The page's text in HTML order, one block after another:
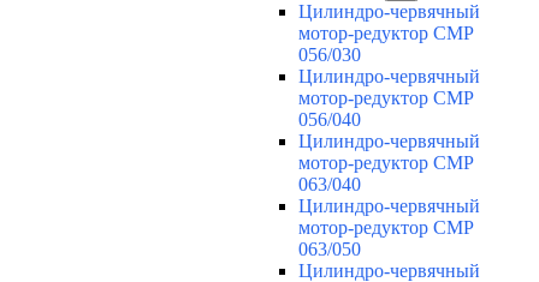
Цилиндро-червячный
мотор-редуктор CMP
056/030
Цилиндро-червячный
мотор-редуктор CMP
056/040
Цилиндро-червячный
мотор-редуктор CMP
063/040
Цилиндро-червячный
мотор-редуктор CMP
063/050
Цилиндро-червячный